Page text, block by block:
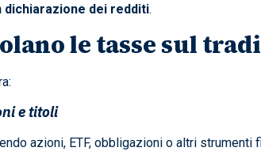
dei redditi.
le tasse sul
e titoli
azioni, ETF, obbligazioni o altri strumenti